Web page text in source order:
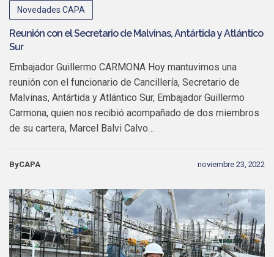
Novedades CAPA
Reunión con el Secretario de Malvinas, Antártida y Atlántico
Sur
Embajador Guillermo CARMONA Hoy mantuvimos una
reunión con el funcionario de Cancillería, Secretario de
Malvinas, Antártida y Atlántico Sur, Embajador Guillermo
Carmona, quien nos recibió acompañado de dos miembros
de su cartera, Marcel Balvi Calvo…
ByCAPA noviembre 23, 2022